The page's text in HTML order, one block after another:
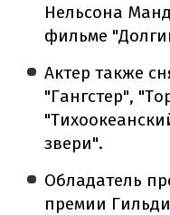
Нельсона
фильме
Актер также
"Гангстер",
звери".
Обладатель
премии